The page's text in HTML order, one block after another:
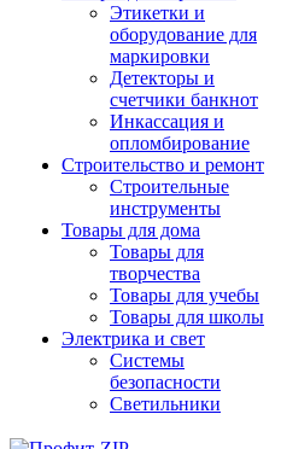
Этикетки и
оборудование для
маркировки
Детекторы и
счетчики банкнот
Инкассация и
опломбирование
Строительство и ремонт
Строительные
инструменты
Товары для дома
Товары для
творчества
Товары для учебы
Товары для школы
Электрика и свет
Системы
безопасности
Светильники